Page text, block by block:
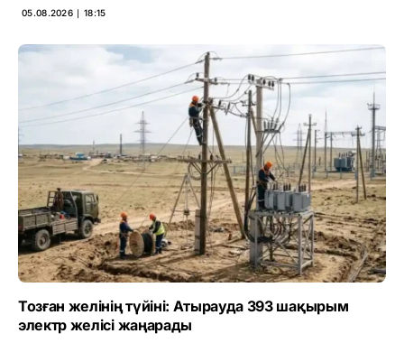
05.08.2026 ∣ 18:15
Тозған желінің түйіні: Атырауда 393 шақырым
электр желісі жаңарады